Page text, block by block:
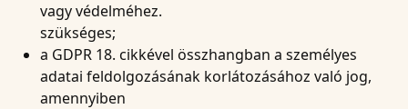
vagy védelméhez.
szükséges;
a GDPR 18. cikkével összhangban a személyes
adatai feldolgozásának korlátozásához való jog,
amennyiben